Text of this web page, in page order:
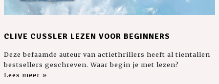
CLIVE CUSSLER LEZEN VOOR BEGINNERS
Deze befaamde auteur van actiethrillers heeft al tientallen
bestsellers geschreven. Waar begin je met lezen?
Lees meer »